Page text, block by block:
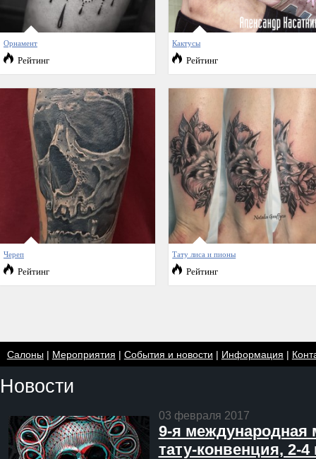
Орнамент
Рейтинг
Кактусы
Рейтинг
Череп
Рейтинг
Тату лиса и пионы
Рейтинг
Салоны| Мероприятия | События и новости | Информация |
Новости
03 февраля 2017
9-я международная
тату-конвенция, 2-